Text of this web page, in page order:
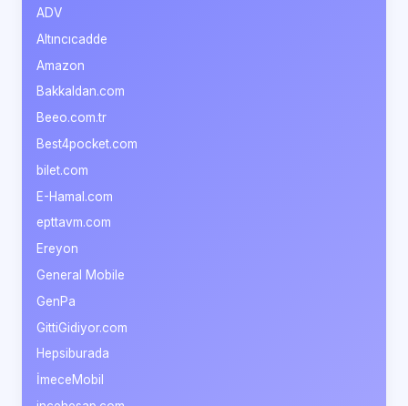
ADV
Altıncıcadde
Amazon
Bakkaldan.com
Beeo.com.tr
Best4pocket.com
bilet.com
E-Hamal.com
epttavm.com
Ereyon
General Mobile
GenPa
GittiGidiyor.com
Hepsiburada
İmeceMobil